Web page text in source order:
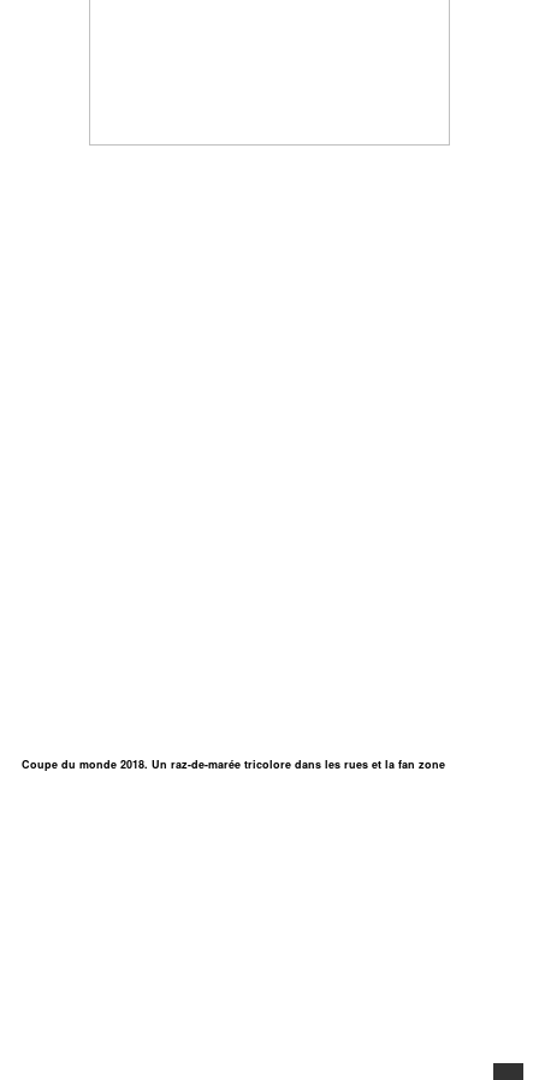
Coupe du monde 2018. Un raz-de-marée tricolore dans les rues et la fan zone